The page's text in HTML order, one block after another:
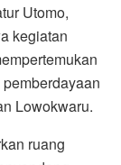
Utomo,
kegiatan
Lowokwaru.
ruang